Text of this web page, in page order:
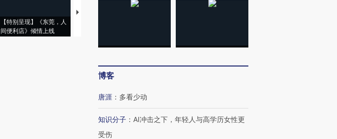
【特别呈现】《东莞，人
间便利店》倾情上线
【推广】走进第四届链博
博客
唐涯 ： 多看少动
知识分子 ： AI冲击之下，年轻人与高学历女性更
受伤